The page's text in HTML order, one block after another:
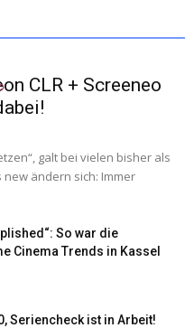
CLR + Screeneo
galt bei vielen bisher als
new ändern sich: Immer
So war die
Cinema Trends in Kassel
Seriencheck ist in Arbeit!